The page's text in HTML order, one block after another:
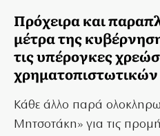
Πρόχειρα και
μέτρα της
τις υπέρογκες
Κάθε άλλο παρά
Μητσοτάκη» για τις